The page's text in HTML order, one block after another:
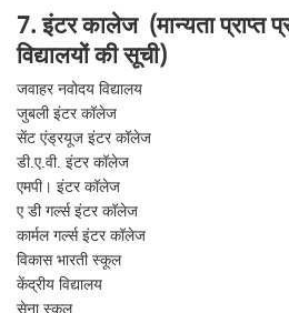
7. इंटर कालेज (मान्यता प्राप्त
विद्यालयों की सूची)
जवाहर नवोदय विद्यालय
जुबली इंटर कॉलेज
सेंट एंड्रयूज इंटर कॉलेज
डी.ए.वी. इंटर कॉलेज
एमपी। इंटर कॉलेज
ए डी गर्ल्स इंटर कॉलेज
कार्मल गर्ल्स इंटर कॉलेज
विकास भारती स्कूल
केंद्रीय विद्यालय